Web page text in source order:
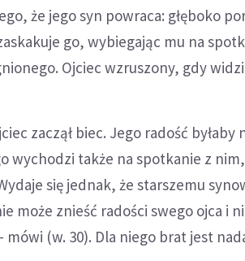
że jego syn powraca: głęboko
go, wybiegając mu na
Ojciec wzruszony, gdy
zaczął biec. Jego radość byłaby
wychodzi także na spotkanie z
się jednak, że starszemu
może znieść radości swego ojca i
(w. 30). Dla niego brat jest